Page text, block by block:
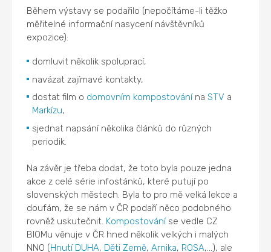
Během výstavy se podařilo (nepočítáme-li těžko
měřitelné informační nasycení návštěvníků
expozice):
domluvit několik spoluprací,
navázat zajímavé kontakty,
dostat film o domovním kompostovánínaSTV a
Markízu,
sjednat napsání několika článků do různých
periodik.
Na závěr je třeba dodat, že toto byla pouze jedna
akce z celé série infostánků, které putují po
slovenských městech. Byla to pro mě velká lekce a
doufám, že se nám v ČR podaří něco podobného
rovněž uskutečnit. Kompostováníse vedle CZ
BIOMu věnuje v ČR hned několik velkých i malých
NNO (Hnutí DUHA, Děti Země,Arnika, ROSA,...), ale